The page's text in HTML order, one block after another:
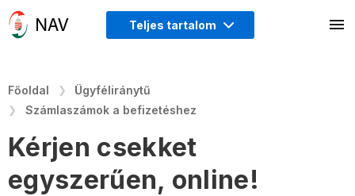
Teljes tartalom
Főoldal
Ügyféliránytű
Számlaszámok a befizetéshez
Kérjen csekket
egyszerűen, online!